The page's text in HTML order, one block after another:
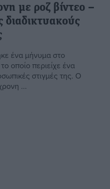
με ροζ βίντεο –
διαδικτυακούς
ένα μήνυμα στο
οποίο περιείχε ένα
στιγμές της. Ο
...